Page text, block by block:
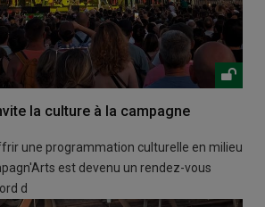
la culture à la campagne
une programmation culturelle en milieu
est devenu un rendez-vous
d